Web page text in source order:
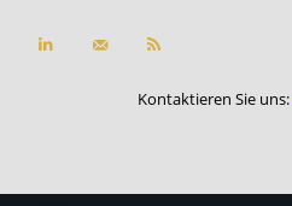
Kontaktieren Sie uns: